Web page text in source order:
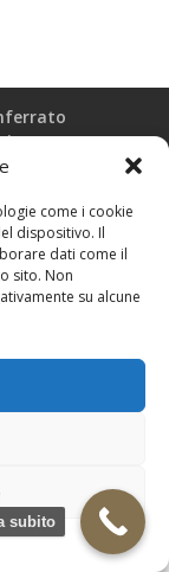
come i cookie
dispositivo. Il
dati come il
sito. Non
su alcune
local web -
cloud
subito